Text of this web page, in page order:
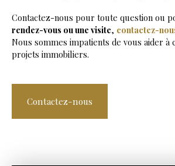
Contactez-nous pour toute question ou
rendez-vous ou une visite, contactez-
Nous sommes impatients de vous aider à
projets immobiliers.
Contactez-nous